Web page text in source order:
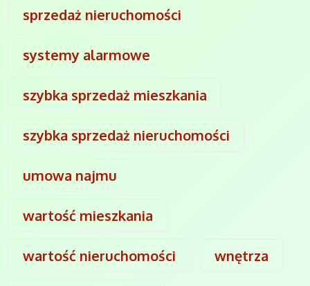
sprzedaż nieruchomości
systemy alarmowe
szybka sprzedaż mieszkania
szybka sprzedaż nieruchomości
umowa najmu
wartość mieszkania
wartość nieruchomości wnętrza